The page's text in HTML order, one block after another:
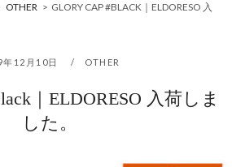
OTHER > GLORY CAP #BLACK｜ELDORESO 入
年12月10日 OTHER
｜ELDORESO 入荷しま
した。